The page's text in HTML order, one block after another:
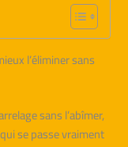
l’éliminer sans
sans l’abîmer,
se passe vraiment